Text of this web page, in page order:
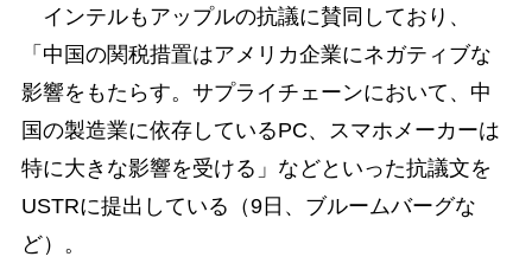
インテルもアップルの抗議に賛同しており、
「中国の関税措置はアメリカ企業にネガティブな
影響をもたらす。サプライチェーンにおいて、中
国の製造業に依存しているPC、スマホメーカーは
特に大きな影響を受ける」などといった抗議文を
USTRに提出している（9日、ブルームバーグな
ど）。